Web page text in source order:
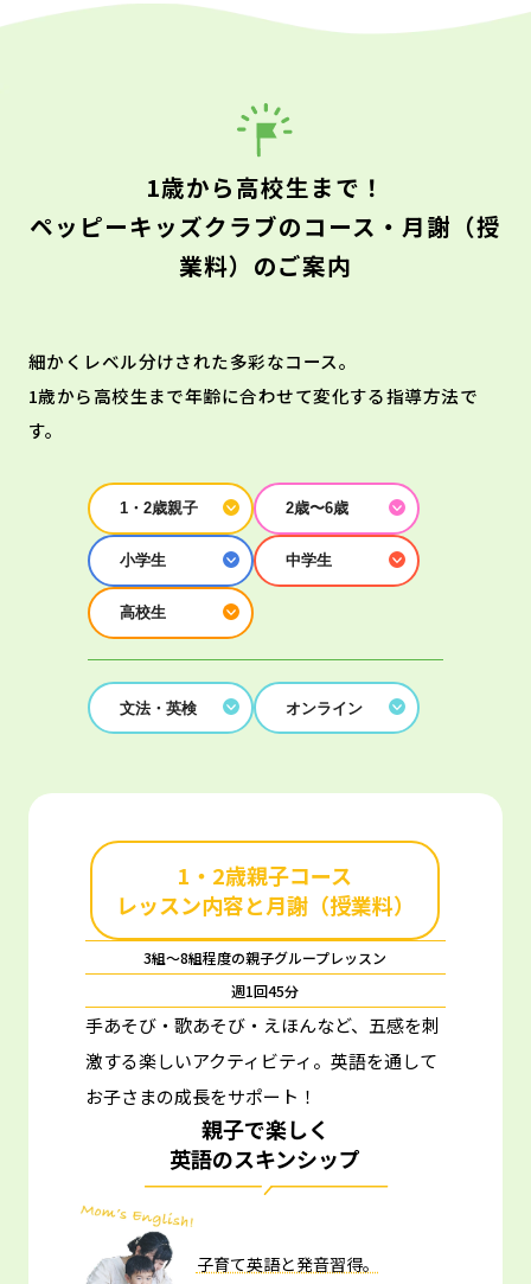
1歳から高校生まで！
ペッピーキッズクラブのコース・月謝（授
業料）のご案内
細かくレベル分けされた多彩なコース。
1歳から高校生まで年齢に合わせて変化する指導方法で
す。
1・2歳親子 2歳〜6歳
小学生 中学生
高校生
文法・英検 オンライン
1・2歳親子コース
レッスン内容と月謝（授業料）
3組～8組程度の親子グループレッスン
週1回45分
手あそび・歌あそび・えほんなど、五感を刺
激する楽しいアクティビティ。 英語を通して
お子さまの成長をサポート！
親子で楽しく
英語のスキンシップ
子育て英語と発音習得。